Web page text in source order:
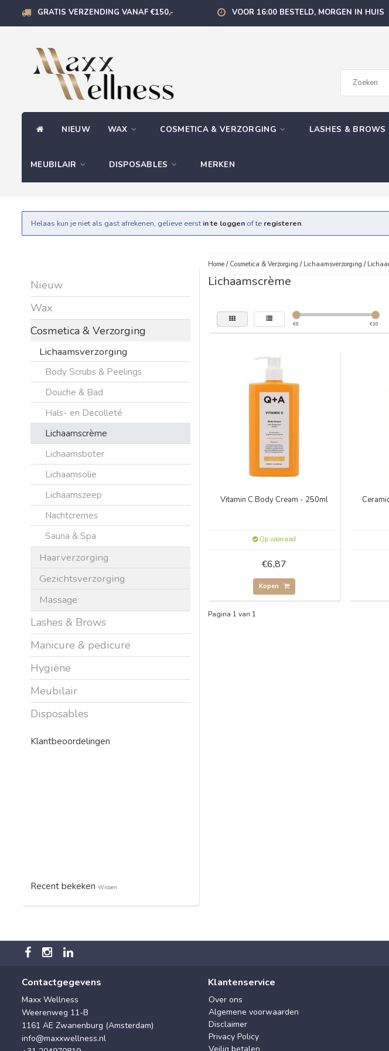
GRATIS VERZENDING VANAF €150,- VOOR 16:00 BESTELD, MORGEN IN HUIS
NIEUW WAX COSMETICA & VERZORGING LASHES & BROWS
MEUBILAIR DISPOSABLES MERKEN
Helaas kun je niet als gast afrekenen, gelieve eerst in te loggen of te registeren.
Nieuw
Wax
Cosmetica & Verzorging
Lichaamsverzorging
Body Scrubs & Peelings
Douche & Bad
Hals- en Decolleté
Lichaamscrème
Lichaamsboter
Lichaamsolie
Lichaamszeep
Nachtcremes
Sauna & Spa
Haarverzorging
Gezichtsverzorging
Massage
Lashes & Brows
Manicure & pedicure
Hygiëne
Meubilair
Disposables
Klantbeoordelingen
Recent bekeken Wissen
Home/ Cosmetica & Verzorging / Lichaamsverzorging /
Lichaamscrème
€0 €10
Vitamin C Body Cream - 250ml
Op voorraad
€6,87
Kopen
Pagina 1 van 1
Contactgegevens
Maxx Wellness
Weerenweg 11-B
1161 AE Zwanenburg (Amsterdam)
info@maxxwellness.nl
Klantenservice
Over ons
Algemene voorwaarden
Disclaimer
Privacy Policy
Veilig betalen